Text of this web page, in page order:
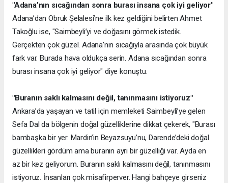
"Adana’nın sıcağından sonra burası insana çok iyi geliyor"
Adana’dan Obruk Şelalesi’ne ilk kez geldiğini belirten Ahmet
Takoğlu ise, "Saimbeyli’yi ve doğasını görmek istedik.
Gerçekten çok güzel. Adana’nın sıcağıyla arasında çok büyük
fark var. Burada hava oldukça serin. Adana sıcağından sonra
burası insana çok iyi geliyor" diye konuştu.
"Buranın saklı kalmasını değil, tanınmasını istiyoruz"
Ankara’da yaşayan ve tatil için memleketi Saimbeyli’ye gelen
Sefa Dal da bölgenin doğal güzelliklerine dikkat çekerek, "Burası
bambaşka bir yer. Mardin’in Beyazsuyu’nu, Darende’deki doğal
güzellikleri gördüm ama buranın ayrı bir güzelliği var. Ayda en
az bir kez geliyorum. Buranın saklı kalmasını değil, tanınmasını
istiyoruz. İnsanları çok misafirperver. Hangi bahçeye girseniz